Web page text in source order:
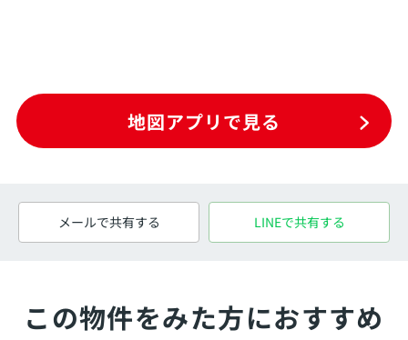
地図アプリで見る
メールで共有する LINEで共有する
この物件をみた方におすすめ